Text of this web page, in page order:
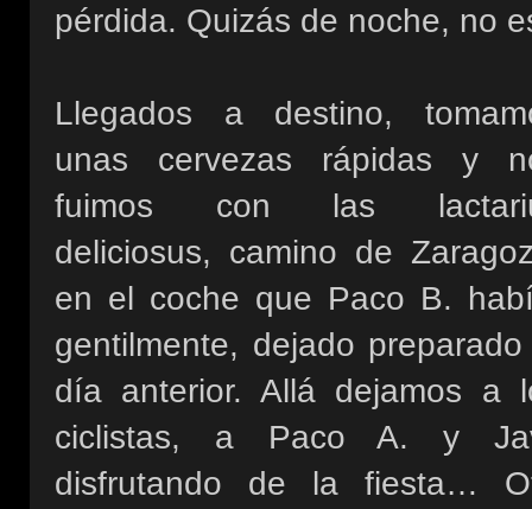
pérdida. Quizás de noche, no
Llegados a destino,
unas cervezas rápidas y
fuimos con las
deliciosus, camino de
en el coche que Paco B.
gentilmente, dejado
día anterior. Allá dejamos a
ciclistas, a Paco A. y
disfrutando de la fiesta…